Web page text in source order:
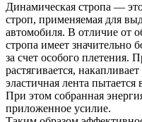
Динамическая стропа —
строп, применяемая для
автомобиля. В отличие от
стропа имеет значительно
за счет особого плетения.
растягивается,
эластичная лента
При этом собранная
приложенное усилие.